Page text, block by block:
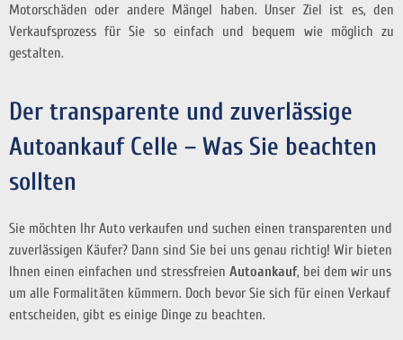
Motorschäden oder andere Mängel haben. Unser Ziel ist es, den
Verkaufsprozess für Sie so einfach und bequem wie möglich zu
gestalten.
Der transparente und zuverlässige
Autoankauf Celle – Was Sie beachten
sollten
Sie möchten Ihr Auto verkaufen und suchen einen transparenten und
zuverlässigen Käufer? Dann sind Sie bei uns genau richtig! Wir bieten
Ihnen einen einfachen und stressfreien Autoankauf, bei dem wir uns
um alle Formalitäten kümmern. Doch bevor Sie sich für einen Verkauf
entscheiden, gibt es einige Dinge zu beachten.